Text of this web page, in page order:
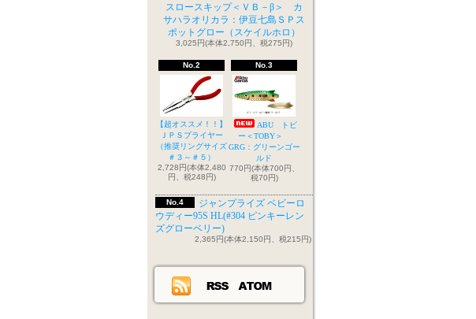
スロースキップ＜ＶＢ－β＞ カ
サハラオリカラ：伊豆七島ＳＰス
ポットグロー（スケイルホロ）
3,025円(本体2,750円、税275円)
No.2
【超オススメ！！】
ＪＰＳプライヤー
（推奨リングサイズ
＃３～＃５）
2,728円(本体2,480
円、税248円)
No.3
ABU トビ
ー＜TOBY＞
GRG：グリーンゴー
ルド
770円(本体700円、
税70円)
No.4
ジャンプライズ ベビーロ
ウディー95S HL(#304 ピンキーレン
ズグローベリー)
2,365円(本体2,150円、税215円)